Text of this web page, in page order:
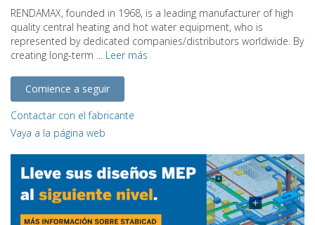
RENDAMAX, founded in 1968, is a leading manufacturer of high
quality central heating and hot water equipment, who is
represented by dedicated companies/distributors worldwide. By
creating long-term ... Leer más
Comience a seguir
Contactar con el fabricante
Vaya a la página web